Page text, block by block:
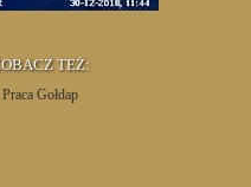
TEŻ:
Praca Gołdap